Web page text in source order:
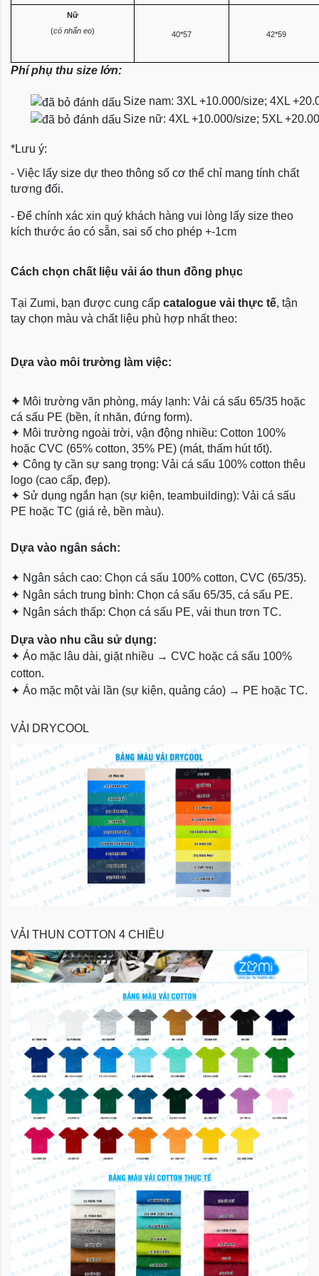
Nữ
40*57 42*59
(có nhấn eo)
Phí phụ thu size lớn:
Size nam: 3XL +10.000/size; 4XL
Size nữ: 4XL +10.000/size; 5XL
*Lưu ý:
- Việc lấy size dự theo thông số cơ thể chỉ mang tính chất
tương đối.
- Để chính xác xin quý khách hàng vui lòng lấy size theo
kích thước áo có sẵn, sai số cho phép +-1cm
Cách chọn chất liệu vải áo thun đồng phục
Tại Zumi, bạn được cung cấp catalogue vải thực tế, tận
tay chọn màu và chất liệu phù hợp nhất theo:
Dựa vào môi trường làm việc:
✦ Môi trường văn phòng, máy lạnh: Vải cá sấu 65/35 hoặc
cá sấu PE (bền, ít nhăn, đứng form).
✦ Môi trường ngoài trời, vận động nhiều: Cotton 100%
hoặc CVC (65% cotton, 35% PE) (mát, thấm hút tốt).
✦ Công ty cần sự sang trọng: Vải cá sấu 100% cotton thêu
logo (cao cấp, đẹp).
✦ Sử dụng ngắn hạn (sự kiện, teambuilding): Vải cá sấu
PE hoặc TC (giá rẻ, bền màu).
Dựa vào ngân sách:
✦ Ngân sách cao: Chọn cá sấu 100% cotton, CVC (65/35).
✦ Ngân sách trung bình: Chọn cá sấu 65/35, cá sấu PE.
✦ Ngân sách thấp: Chọn cá sấu PE, vải thun trơn TC.
Dựa vào nhu cầu sử dụng:
✦ Áo mặc lâu dài, giặt nhiều → CVC hoặc cá sấu 100%
cotton.
✦ Áo mặc một vài lần (sự kiện, quảng cáo) → PE hoặc TC.
VẢI DRYCOOL
VẢI THUN COTTON 4 CHIỀU